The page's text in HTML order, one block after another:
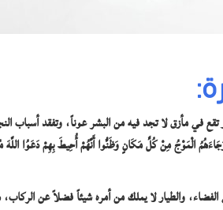
في مأزق لا تجد فيه من البشر عوناً، وتفقد
والطيار لا يملك من أمره شيئاً فضلاً عن